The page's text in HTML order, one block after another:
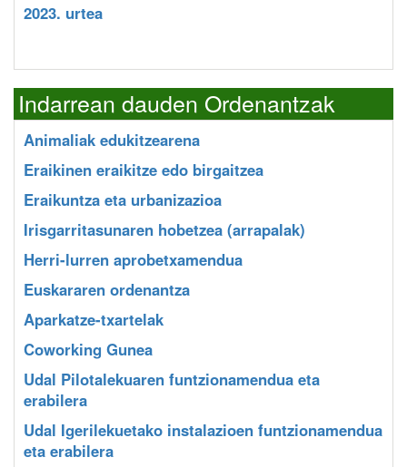
2023. urtea
Indarrean dauden Ordenantzak
Animaliak edukitzearena
Eraikinen eraikitze edo birgaitzea
Eraikuntza eta urbanizazioa
Irisgarritasunaren hobetzea (arrapalak)
Herri-lurren aprobetxamendua
Euskararen ordenantza
Aparkatze-txartelak
Coworking Gunea
Udal Pilotalekuaren funtzionamendua eta
erabilera
Udal Igerilekuetako instalazioen funtzionamendua
eta erabilera